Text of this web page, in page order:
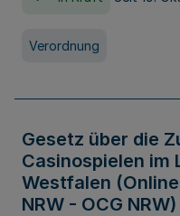
Verordnung
Gesetz über die
Casinospielen im
Westfalen
NRW - OCG NRW)